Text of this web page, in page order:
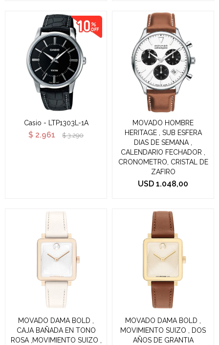
Casio - LTP1303L-1A
$ 2.961 $ 3.290
MOVADO HOMBRE
HERITAGE , SUB ESFERA
DIAS DE SEMANA ,
CALENDARIO FECHADOR ,
CRONOMETRO, CRISTAL DE
ZAFIRO
USD 1.048,00
MOVADO DAMA BOLD ,
CAJA BAÑADA EN TONO
ROSA ,MOVIMIENTO SUIZO ,
MOVADO DAMA BOLD ,
MOVIMIENTO SUIZO , DOS
AÑOS DE GRANTIA